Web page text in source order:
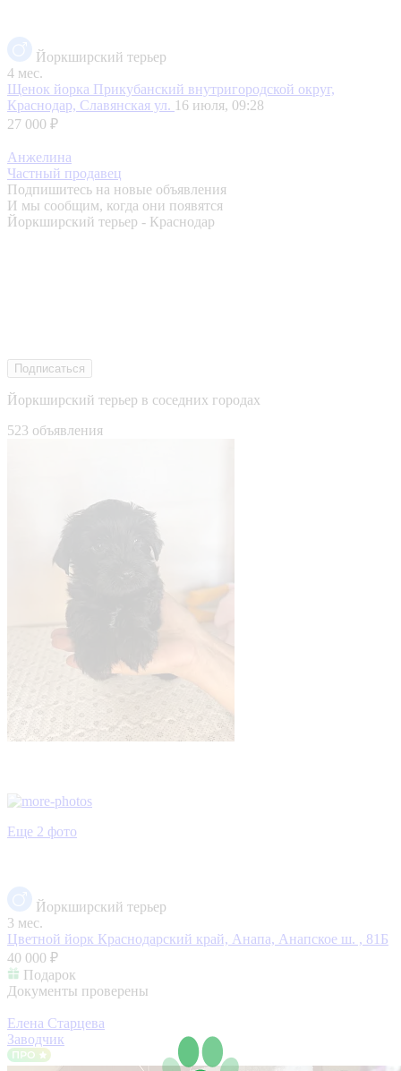
Йоркширский терьер
4 мес.
Щенок йорка Прикубанский внутригородской округ,
Краснодар, Славянская ул. 16 июля, 09:28
27 000 ₽
Анжелина
Частный продавец
Подпишитесь на новые объявления
И мы сообщим, когда они появятся
Йоркширский терьер - Краснодар
Подписаться
Йоркширский терьер в соседних городах
523 объявления
Еще 2 фото
Йоркширский терьер
3 мес.
Цветной йорк Краснодарский край, Анапа, Анапское ш. , 81Б
40 000 ₽
Подарок
Документы проверены
Елена Старцева
Заводчик